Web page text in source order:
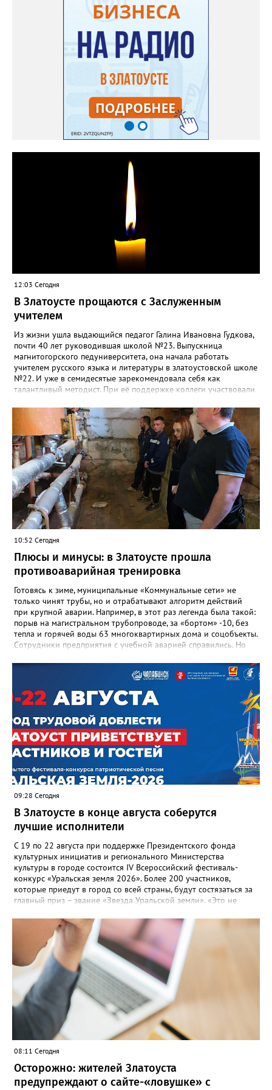
12:03 Сегодня
В Златоусте прощаются с Заслуженным
учителем
Из жизни ушла выдающийся педагог Галина Ивановна Гудкова,
почти 40 лет руководившая школой №23. Выпускница
магнитогорского педуниверситета, она начала работать
учителем русского языка и литературы в златоустовской школе
№22. И уже в семидесятые зарекомендовала себя как
талантливый методист. При её поддержке коллеги участвовали
«Благодаря её мудрому руководству в школе сформировался
сильный педагогический коллектив, объединённый общими
ценностями и любовью к своему делу. Для многих Галина
Ивановна навсегда останется не только талантливым
руководителем, но и настоящим Учителем с большой буквы», -
говорится в сообществе школы №23 во ВКонтакте. Свои
соболезнования семье Галины Ивановны выразил глава
Златоуста Олег Решетников. «Её вклад зафиксирован в
важнейших документах школы, но главное - он остался в
людях: в тех учителях, которых она поддержала, в тех
учениках, которых она вдохновила. Заслуженный учитель РФ,
«Отличник народного просвещения», обладатель медали «За
доблестный труд», Галина Ивановна оставила не только
награды и документы, но и работающий, живой механизм
школы, который продолжает жить её принципами», - говорится
в некрологе.
10:52 Сегодня
Плюсы и минусы: в Златоусте прошла
противоаварийная тренировка
Готовясь к зиме, муниципальные «Коммунальные сети» не
только чинят трубы, но и отрабатывают алгоритм действий
при крупной аварии. Например, в этот раз легенда была такой:
порыв на магистральном трубопроводе, за «бортом» -10, без
тепла и горячей воды 63 многоквартирных дома и соцобъекты.
Сотрудники предприятия с учебной аварией справились. Но
отметили и недочёты. «Например, управляющие компании
несвоевременно приняли меры для предотвращения
“перемерзания” общей домовой тепловой сети
многоквартирного дома, отсутствовало взаимодействие с
ресурсоснабжающей организацией, ЕДДС и иными службами»,
— сообщила начальник Главного управления ГЖИ Ирина
Настенко. В следующий раз, рекомендовали в
Госжилинспекции, службы должны действовать слаженно. И
оперативно делиться информацией со всеми
заинтересованными – от поставщика тепла до конечных
потребителей.
09:28 Сегодня
В Златоусте в конце августа соберутся
лучшие исполнители
С 19 по 22 августа при поддержке Президентского фонда
культурных инициатив и регионального Министерства
культуры в городе состоится IV Всероссийский фестиваль-
конкурс «Уральская земля 2026». Более 200 участников,
которые приедут в город со всей страны, будут состязаться за
главный приз – звание «Звезда Уральской земли». «Это не
прослушивания участников, мастер-классы от ведущих
наставников, выступления победителей прошлых лет и
приглашённых артистов», - сообщает оргкомитет. Вход на все
фестивальные мероприятия будет свободным. В 2025 году в
фестивале участвовали 26 финалистов из городов
Челябинской, Свердловской, Курганской, Оренбургской
областей, Ханты-Мансийского автономного округа и
Республики Башкортостан. Приглашённой звездой стал
идейный вдохновитель, организатор фестиваля, эстрадный
певец, победитель главного патриотического конкурса страны
«Солдатский конверт», лауреат премии в области культуры и
искусства «Золотая лира», участник телевизионных проектов
на Первом канале, обладатель звания «Голос страны» Алексей
Ковин.
08:11 Сегодня
Осторожно: жителей Златоуста
предупреждают о сайте-«ловушке» с